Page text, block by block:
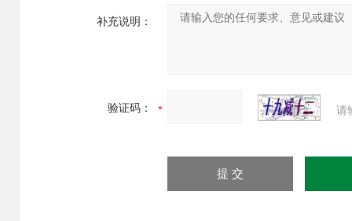
补充说明：
验证码： 请